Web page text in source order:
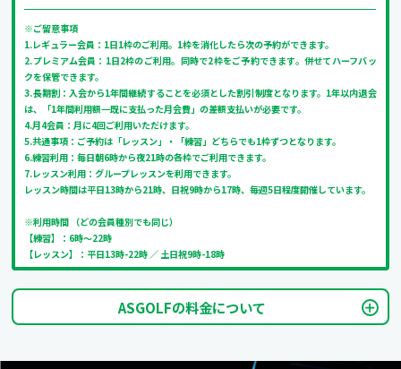
※ご留意事項
1.レギュラー会員：1日1枠のご利用。1枠を消化したら次の予約ができます。
2.プレミアム会員：1日2枠のご利用。同時で2枠をご予約できます。併せてハーフバッ
クを保管できます。
3.長期割：入会から1年間継続することを必須とした割引制度となります。1年以内退会
は、「1年間利用額一既に支払った月会費」の差額支払いが必要です。
4.月4会員：月に4回ご利用いただけます。
5.共通事項：ご予約は「レッスン」・「練習」どちらでも1枠ずつとなります。
6.練習利用：毎日朝6時から夜21時の各枠でご利用できます。
7.レッスン利用：グループレッスンを利用できます。
レッスン時間は平日13時から21時、日祝9時から17時、毎週5日程度開催しています。
※利用時間 （どの会員種別でも同じ）
【練習】：6時～22時
【レッスン】：平日13時-22時 ／ 土日祝9時-18時
ASGOLFの料金について